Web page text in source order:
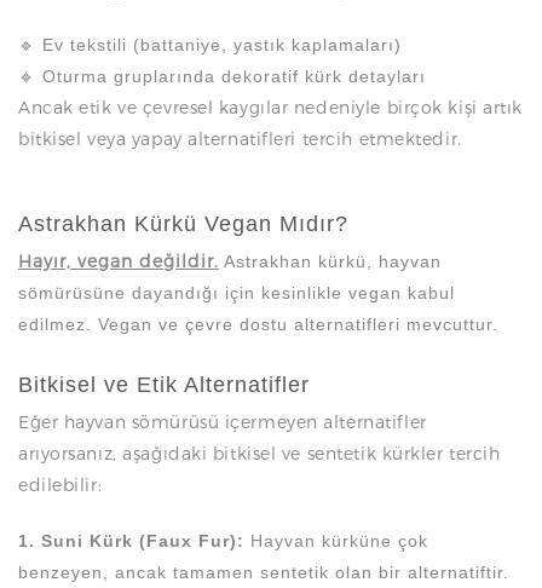
🔹 Ev tekstili (battaniye, yastık kaplamaları)
🔹 Oturma gruplarında dekoratif kürk detayları
Ancak etik ve çevresel kaygılar nedeniyle birçok kişi artık
bitkisel veya yapay alternatifleri tercih etmektedir.
Astrakhan Kürkü Vegan Mıdır?
Hayır, vegan değildir. Astrakhan kürkü, hayvan
sömürüsüne dayandığı için kesinlikle vegan kabul
edilmez. Vegan ve çevre dostu alternatifleri mevcuttur.
Bitkisel ve Etik Alternatifler
Eğer hayvan sömürüsü içermeyen alternatifler
arıyorsanız, aşağıdaki bitkisel ve sentetik kürkler tercih
edilebilir:
1. Suni Kürk (Faux Fur): Hayvan kürküne çok
benzeyen, ancak tamamen sentetik olan bir alternatiftir.